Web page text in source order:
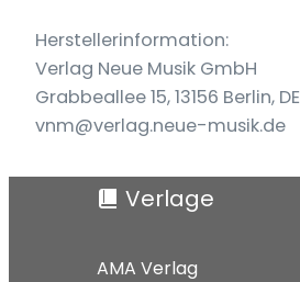
Herstellerinformation:
Verlag Neue Musik GmbH
Grabbeallee 15, 13156 Berlin, DE
vnm@verlag.neue-musik.de
Verlage
AMA Verlag